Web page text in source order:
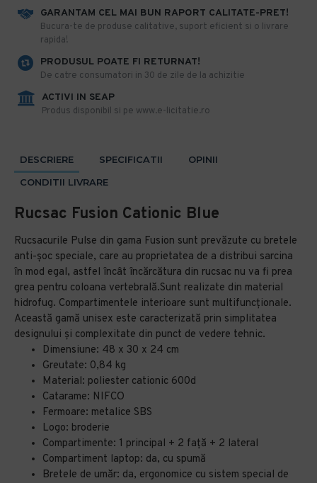
GARANTAM CEL MAI BUN RAPORT CALITATE-PRET!
​Bucura-te de produse calitative, suport eficient si o livrare
rapida!
PRODUSUL POATE FI RETURNAT!
De catre consumatori in 30 de zile de la achizitie
ACTIVI IN SEAP
Produs disponibil si pe www.e-licitatie.ro
DESCRIERE SPECIFICATII
OPINII
CONDITII LIVRARE
Rucsac Fusion Cationic Blue
Rucsacurile Pulse din gama Fusion sunt prevăzute cu bretele
anti-șoc speciale, care au proprietatea de a distribui sarcina
în mod egal, astfel încât încărcătura din rucsac nu va fi prea
grea pentru coloana vertebrală.Sunt realizate din material
hidrofug. Compartimentele interioare sunt multifuncționale.
Această gamă unisex este caracterizată prin simplitatea
designului și complexitate din punct de vedere tehnic.
Dimensiune: 48 x 30 x 24 cm
Greutate: 0,84 kg
Material: poliester cationic 600d
Catarame: NIFCO
Fermoare: metalice SBS
Logo: broderie
Compartimente: 1 principal + 2 față + 2 lateral
Compartiment laptop: da, cu spumă
Bretele de umăr: da, ergonomice cu sistem special de